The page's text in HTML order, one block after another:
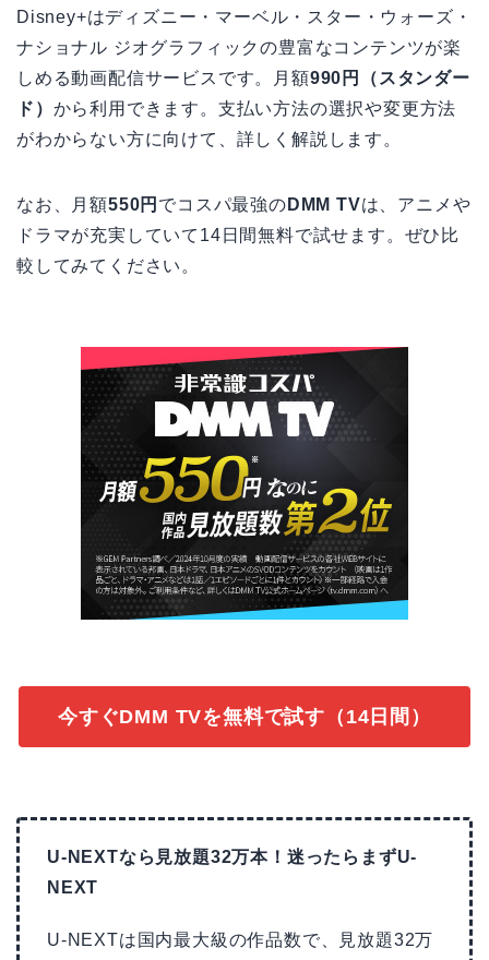
Disney+はディズニー・マーベル・スター・ウォーズ・
ナショナル ジオグラフィックの豊富なコンテンツが楽
しめる動画配信サービスです。月額990円（スタンダー
ド） から利用できます。支払い方法の選択や変更方法
がわからない方に向けて、詳しく解説します。
なお、月額550円 でコスパ最強の DMM TVは、アニメや
ドラマが充実していて14日間無料で試せます。ぜひ比
較してみてください。
今すぐDMM TVを無料で試す（14日間）
U-NEXTなら見放題32万本！迷ったらまずU-
NEXT
U-NEXTは国内最大級の作品数で、見放題32万